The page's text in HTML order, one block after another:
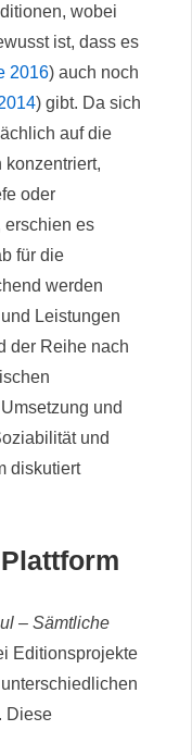
wobei
ist, dass es
2016) auch noch
) gibt. Da sich
auf die
oder
erschien es
für die
werden
Leistungen
der Reihe nach
und
und
diskutiert
– Sämtliche
Editionsprojekte
Diese